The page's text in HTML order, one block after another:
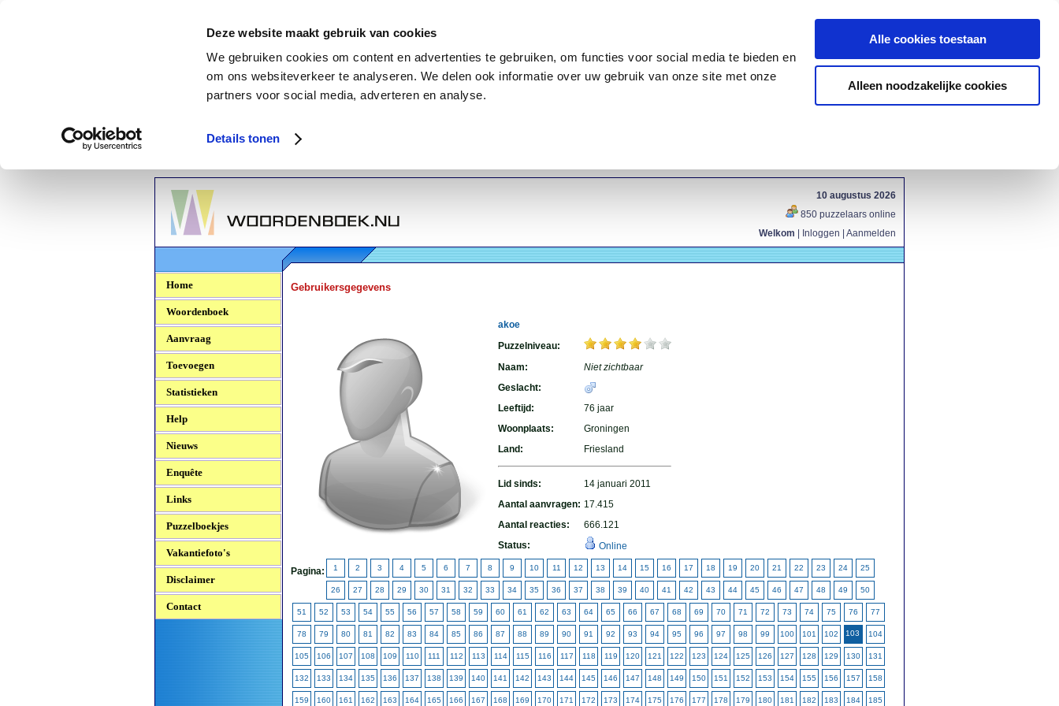
Deze website maakt gebruik van cookies
We gebruiken cookies om content en advertenties te gebruiken, om functies voor social media te bieden en
om ons websiteverkeer te analyseren. We delen ook informatie over uw gebruik van onze site met onze
partners voor social media, adverteren en analyse.
Details tonen
Alle cookies toestaan
Alleen noodzakelijke cookies
Woordenboek.NU
10 augustus 2026
850 puzzelaars online
Welkom
Inloggen Aanmelden
Home
Woordenboek
Aanvraag
Toevoegen
Statistieken
Help
Nieuws
Enquête
Links
Puzzelboekjes
Vakantiefoto's
Disclaimer
Contact
Gebruikersgegevens
akoe
Puzzelniveau:
Naam:
Niet zichtbaar
Geslacht:
Leeftijd:
76 jaar
Woonplaats:
Groningen
Land:
Friesland
Lid sinds:
14 januari 2011
Aantal aanvragen: 17.415
Aantal reacties:
666.121
Status:
Online
Pagina: 1 2 3 4 5 6 7 8 9 10 11 12 13 14 15 16 17 18 19 20 21 22 23 24 25
26 27 28 29 30 31 32 33 34 35 36 37 38 39 40 41 42 43 44 45 46 47 48 49 50
51 52 53 54 55 56 57 58 59 60 61 62 63 64 65 66 67 68 69 70 71 72 73 74 75 76 77
78 79 80 81 82 83 84 85 86 87 88 89 90 91 92 93 94 95 96 97 98 99 100 101 102 103 104
105 106 107 108 109 110 111 112 113 114 115 116 117 118 119 120 121 122 123 124 125 126 127 128 129 130 131
132 133 134 135 136 137 138 139 140 141 142 143 144 145 146 147 148 149 150 151 152 153 154 155 156 157 158
159 160 161 162 163 164 165 166 167 168 169 170 171 172 173 174 175 176 177 178 179 180 181 182 183 184 185